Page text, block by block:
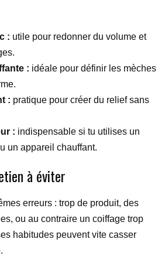
: utile pour redonner du volume et
: idéale pour définir les mèches
: pratique pour créer du relief sans
: indispensable si tu utilises un
un appareil chauffant.
à éviter
erreurs : trop de produit, des
ou au contraire un coiffage trop
habitudes peuvent vite casser